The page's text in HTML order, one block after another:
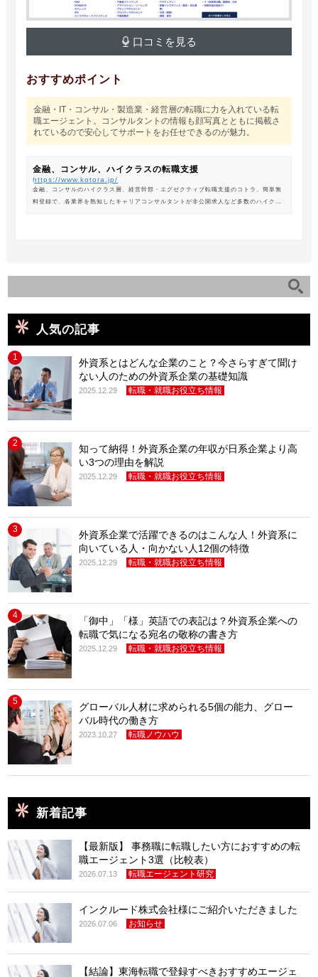
口コミを見る
おすすめポイント
金融・IT・コンサル・製造業・経営層の転職に力を入れている転
職エージェント。コンサルタントの情報も顔写真とともに掲載さ
れているので安心してサポートをお任せできるのが魅力。
金融、コンサル、ハイクラスの転職支援
https://www.kotora.jp/
金融、コンサルのハイクラス層、経営幹部・エグゼクティブ転職支援のコトラ。簡単無
料登録で、各業界を熟知したキャリアコンサルタントが非公開求人など多数のハイクラ
人気の記事
1
外資系とはどんな企業のこと？今さらすぎて聞け
ない人のための外資系企業の基礎知識
2025.12.29 転職・就職お役立ち情報
2
知って納得！外資系企業の年収が日系企業より高
い3つの理由を解説
2025.12.29 転職・就職お役立ち情報
3
外資系企業で活躍できるのはこんな人！外資系に
向いている人・向かない人12個の特徴
2025.12.29 転職・就職お役立ち情報
4
「御中」「様」英語での表記は？外資系企業への
転職で気になる宛名の敬称の書き方
2025.12.29 転職・就職お役立ち情報
5
グローバル人材に求められる5個の能力、グロー
バル時代の働き方
2023.10.27 転職ノウハウ
新着記事
【最新版】 事務職に転職したい方におすすめの転
職エージェント3選（比較表）
2026.07.13 転職エージェント研究
インクルード株式会社様にご紹介いただきました
2026.07.06 お知らせ
【結論】東海転職で登録すべきおすすめエージェ